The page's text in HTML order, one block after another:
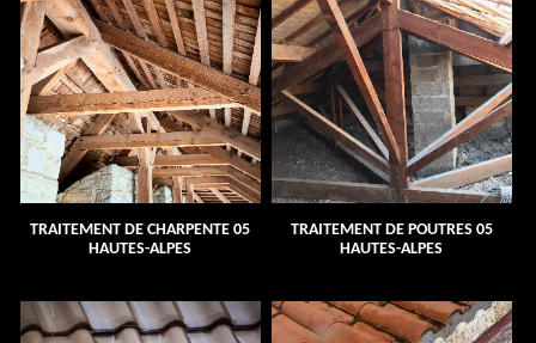
TRAITEMENT DE CHARPENTE 05
HAUTES-ALPES
TRAITEMENT DE POUTRES 05
HAUTES-ALPES